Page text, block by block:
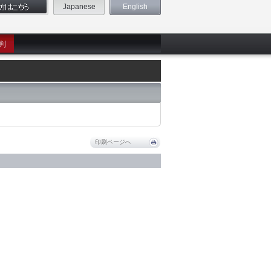
Japanese English
印刷ページへ